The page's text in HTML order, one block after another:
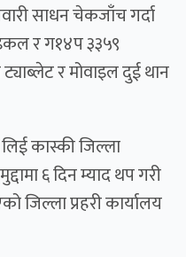
साधन चेकजाँच गर्दा
र ग१४प ३३५९
र मोवाइल दुई थान
कास्की जिल्ला
६ दिन म्याद थप गरी
जिल्ला प्रहरी कार्यालय